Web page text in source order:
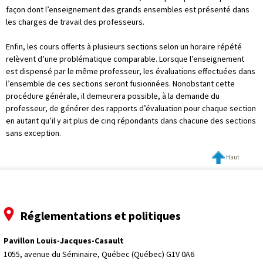
façon dont l’enseignement des grands ensembles est présenté dans
les charges de travail des professeurs.
Enfin, les cours offerts à plusieurs sections selon un horaire répété
relèvent d’une problématique comparable. Lorsque l’enseignement
est dispensé par le même professeur, les évaluations effectuées dans
l’ensemble de ces sections seront fusionnées. Nonobstant cette
procédure générale, il demeurera possible, à la demande du
professeur, de générer des rapports d’évaluation pour chaque section
en autant qu’il y ait plus de cinq répondants dans chacune des sections
sans exception.
Haut
Réglementations et politiques
Pavillon Louis-Jacques-Casault
1055, avenue du Séminaire, Québec (Québec) G1V 0A6